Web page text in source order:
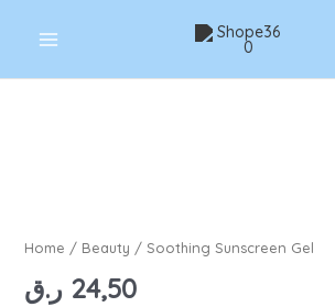
Home / Beauty / Soothing Sunscreen Gel
24,50 ر.ق